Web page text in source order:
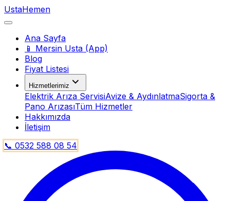
UstaHemen
Ana Sayfa
📱 Mersin Usta (App)
Blog
Fiyat Listesi
Hizmetlerimiz
Elektrik Arıza ServisiAvize & AydınlatmaSigorta &
Pano ArızasıTüm Hizmetler
Hakkımızda
İletişim
📞 0532 588 08 54